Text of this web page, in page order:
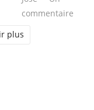
au Brésil :
commentaire
plus